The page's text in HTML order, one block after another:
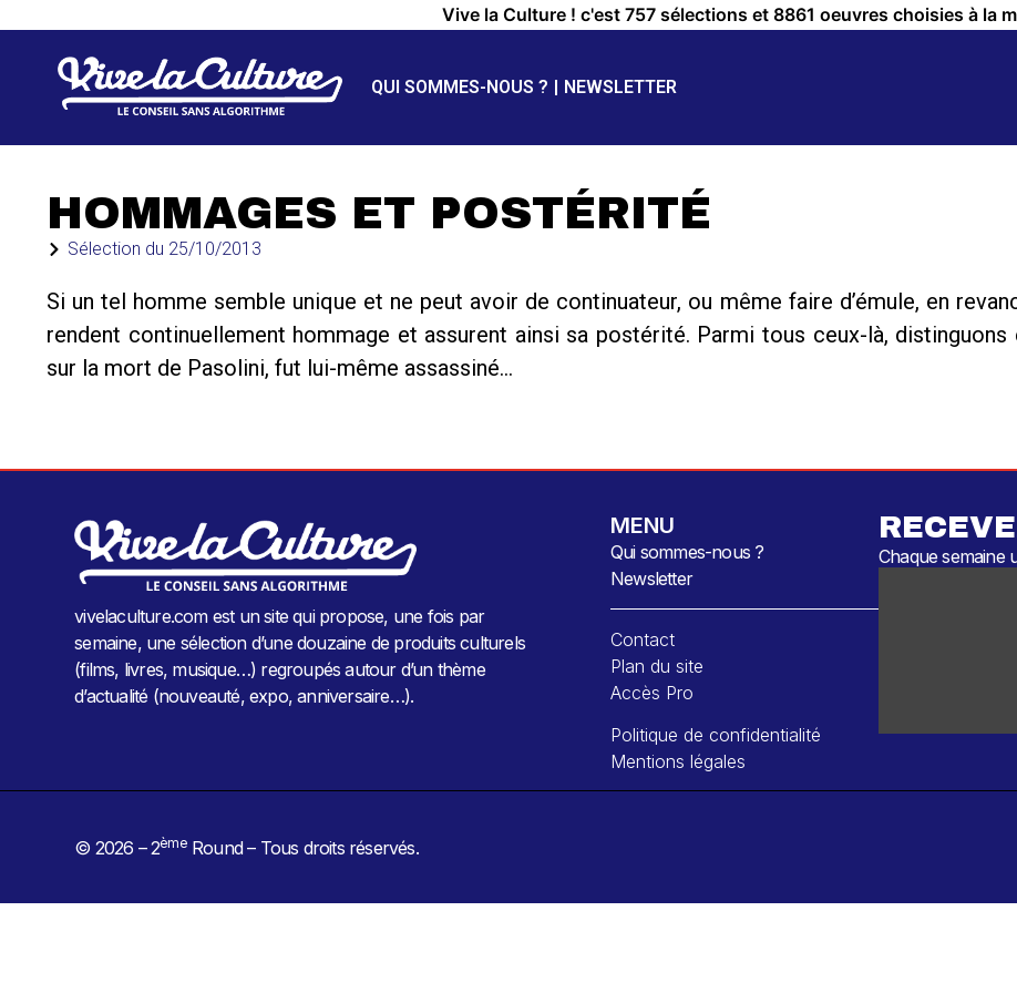
Vive la Culture ! c'est 757 sélections et 8861 oeuvres choisies à la
QUI SOMMES-NOUS ? NEWSLETTER
HOMMAGES ET POSTÉRITÉ
Sélection du 25/10/2013
Si un tel homme semble unique et ne peut avoir de continuateur, ou même faire d’émule, en
rendent continuellement hommage et assurent ainsi sa postérité. Parmi tous ceux-là,
sur la mort de Pasolini, fut lui-même assassiné…
vivelaculture.com est un site qui propose, une fois par
semaine, une sélection d’une douzaine de produits culturels
(films, livres, musique…) regroupés autour d’un thème
d’actualité (nouveauté, expo, anniversaire…).
MENU
Qui sommes-nous ?
Newsletter
Contact
Plan du site
Accès Pro
Politique de confidentialité
Mentions légales
Chaque semaine
© 2026 – 2èmeRound – Tous droits réservés.